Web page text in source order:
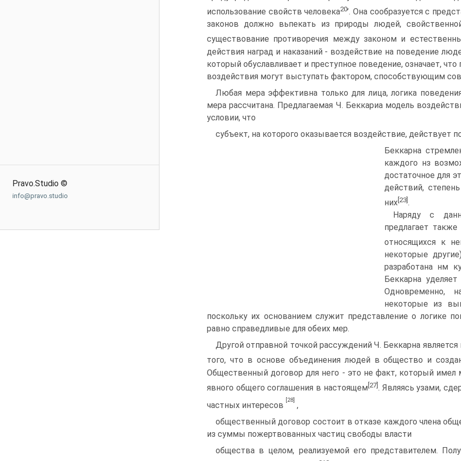
Pravo.Studio ©
info@pravo.studio
использование свойств человека20’. Она сообразуется с
законов должно вьпекать из природы людей,
существование противоречия между законом и
действия наград и наказаний - воздействие на поведение
который обуславливает и преступное поведение, означает,
воздействия могут выступать фактором, способствующим
Любая мера эффективна только для лица, логика
мера рассчитана. Предлагаемая Ч. Беккариа модель
условии, что
субъект, на которого оказывается воздействие, действует
Беккарна
каждого нз
достаточное для
действий,
них[23].
Наряду с
предлагает
относящихся к
некоторые
разработана нм
Беккарна
Одновременно,
некоторые из
поскольку их основанием служит представление о логике
равно справедливые для обеих мер.
Другой отправной точкой рассуждений Ч. Беккарна
того, что в основе объединения людей в общество и
Общественный договор для него - это не факт, который имел
явного общего соглашения в настоящем [27]. Являясь узами,
частных интересов
[28]
,
общественный договор состоит в отказе каждого члена
из суммы пожертвованных частиц свободы власти
общества в целом, реализуемой его представителем.